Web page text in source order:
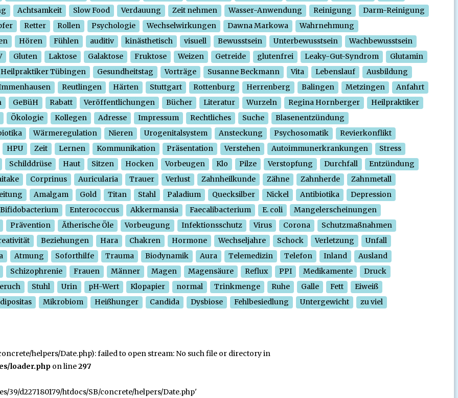
Achtsamkeit Slow Food Verdauung Zeit nehmen Wasser-Anwendung Reinigung
Darm-Reinigung
Retter Rollen Psychologie Wechselwirkungen Dawna Markowa
Wahrnehmung
Hören Fühlen auditiv kinästhetisch visuell Bewusstsein Unterbewusstsein
Wachbewusstsein
Gluten Laktose Galaktose Fruktose Weizen Getreide glutenfrei Leaky-Gut-Syndrom
Glutamin
Heilpraktiker Tübingen
Gesundheitstag Vorträge Susanne Beckmann Vita Lebenslauf
Ausbildung
Reutlingen Härten Stuttgart Rottenburg Herrenberg Balingen Metzingen
Anfahrt
GeBüH Rabatt Veröffentlichungen Bücher Literatur Wurzeln Regina Hornberger
Heilpraktiker
Ökologie
Kollegen Adresse Impressum Rechtliches Suche
Blasenentzündung
Wärmeregulation Nieren Urogenitalsystem Ansteckung Psychosomatik
Revierkonflikt
HPU
Zeit Lernen Kommunikation Präsentation Verstehen Autoimmunerkrankungen
Stress
Schilddrüse
Haut Sitzen Hocken Vorbeugen Klo Pilze Verstopfung Durchfall
Entzündung
Corprinus Auricularia Trauer Verlust Zahnheilkunde Zähne Zahnherde
Zahnmetall
Amalgam Gold Titan Stahl Paladium Quecksilber Nickel Antibiotika
Depression
Bifidobacterium
Enterococcus Akkermansia Faecalibacterium E. coli
Mangelerscheinungen
Prävention
Ätherische Öle Vorbeugung Infektionsschutz Virus Corona
Schutzmaßnahmen
Beziehungen Hara Chakren Hormone Wechseljahre Schock Verletzung
Unfall
Atmung Soforthilfe Trauma Biodynamik Aura Telemedizin Telefon Inland
Ausland
Schizophrenie
Frauen Männer Magen Magensäure Reflux PPI Medikamente
Druck
Stuhl Urin pH-Wert Klopapier normal Trinkmenge Ruhe Galle Fett
Eiweiß
Mikrobiom Heißhunger Candida Dysbiose Fehlbesiedlung Untergewicht zu viel
helpers/Date.php): failed to open stream: No such file or directory in
loader.php on line297
39/d227180179/htdocs/SB/concrete/helpers/Date.php'